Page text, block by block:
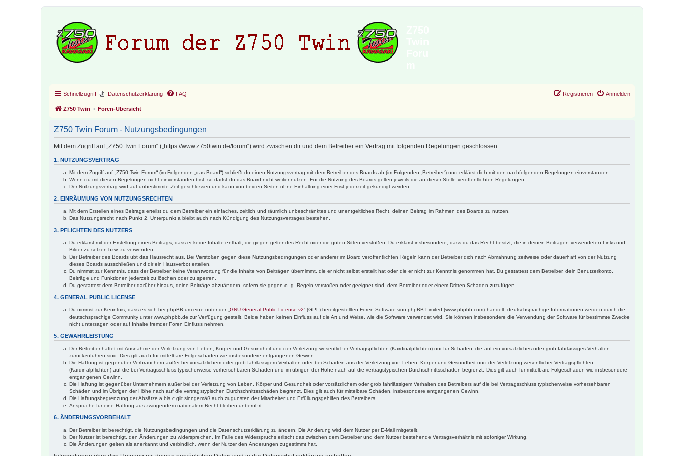
Schnellzugriff Datenschutzerklärung FAQ Anmelden
Registrieren
Z750 Twin Foren-Übersicht
Z750 Twin Forum - Nutzungsbedingungen
Mit dem Zugriff auf „Z750 Twin Forum“ („https://www.z750twin.de/forum“) wird zwischen dir und dem Betreiber ein Vertrag mit folgenden Regelungen geschlossen:
1. NUTZUNGSVERTRAG
Mit dem Zugriff auf „Z750 Twin Forum“ (im Folgenden „das Board“) schließt du einen Nutzungsvertrag mit dem Betreiber des Boards ab (im Folgenden „Betreiber“) und erklärst dich mit den nachfolgenden Regelungen einverstanden.
Wenn du mit diesen Regelungen nicht einverstanden bist, so darfst du das Board nicht weiter nutzen. Für die Nutzung des Boards gelten jeweils die an dieser Stelle veröffentlichten Regelungen.
Der Nutzungsvertrag wird auf unbestimmte Zeit geschlossen und kann von beiden Seiten ohne Einhaltung einer Frist jederzeit gekündigt werden.
2. EINRÄUMUNG VON NUTZUNGSRECHTEN
Mit dem Erstellen eines Beitrags erteilst du dem Betreiber ein einfaches, zeitlich und räumlich unbeschränktes und unentgeltliches Recht, deinen Beitrag im Rahmen des Boards zu nutzen.
Das Nutzungsrecht nach Punkt 2, Unterpunkt a bleibt auch nach Kündigung des Nutzungsvertrages bestehen.
3. PFLICHTEN DES NUTZERS
Du erklärst mit der Erstellung eines Beitrags, dass er keine Inhalte enthält, die gegen geltendes Recht oder die guten Sitten verstoßen. Du erklärst insbesondere, dass du das Recht besitzt, die in deinen Beiträgen verwendeten Links und
Bilder zu setzen bzw. zu verwenden.
Der Betreiber des Boards übt das Hausrecht aus. Bei Verstößen gegen diese Nutzungsbedingungen oder anderer im Board veröffentlichten Regeln kann der Betreiber dich nach Abmahnung zeitweise oder dauerhaft von der Nutzung
dieses Boards ausschließen und dir ein Hausverbot erteilen.
Du nimmst zur Kenntnis, dass der Betreiber keine Verantwortung für die Inhalte von Beiträgen übernimmt, die er nicht selbst erstellt hat oder die er nicht zur Kenntnis genommen hat. Du gestattest dem Betreiber, dein Benutzerkonto,
Beiträge und Funktionen jederzeit zu löschen oder zu sperren.
Du gestattest dem Betreiber darüber hinaus, deine Beiträge abzuändern, sofern sie gegen o. g. Regeln verstoßen oder geeignet sind, dem Betreiber oder einem Dritten Schaden zuzufügen.
4. GENERAL PUBLIC LICENSE
Du nimmst zur Kenntnis, dass es sich bei phpBB um eine unter der „ GNU General Public License v2“ (GPL) bereitgestellten Foren-Software von phpBB Limited (www.phpbb.com) handelt; deutschsprachige Informationen werden durch die
deutschsprachige Community unter www.phpbb.de zur Verfügung gestellt. Beide haben keinen Einfluss auf die Art und Weise, wie die Software verwendet wird. Sie können insbesondere die Verwendung der Software für bestimmte Zwecke
nicht untersagen oder auf Inhalte fremder Foren Einfluss nehmen.
5. GEWÄHRLEISTUNG
Der Betreiber haftet mit Ausnahme der Verletzung von Leben, Körper und Gesundheit und der Verletzung wesentlicher Vertragspflichten (Kardinalpflichten) nur für Schäden, die auf ein vorsätzliches oder grob fahrlässiges Verhalten
zurückzuführen sind. Dies gilt auch für mittelbare Folgeschäden wie insbesondere entgangenen Gewinn.
Die Haftung ist gegenüber Verbrauchern außer bei vorsätzlichem oder grob fahrlässigem Verhalten oder bei Schäden aus der Verletzung von Leben, Körper und Gesundheit und der Verletzung wesentlicher Vertragspflichten
(Kardinalpflichten) auf die bei Vertragsschluss typischerweise vorhersehbaren Schäden und im übrigen der Höhe nach auf die vertragstypischen Durchschnittsschäden begrenzt. Dies gilt auch für mittelbare Folgeschäden wie insbesondere
entgangenen Gewinn.
Die Haftung ist gegenüber Unternehmern außer bei der Verletzung von Leben, Körper und Gesundheit oder vorsätzlichem oder grob fahrlässigem Verhalten des Betreibers auf die bei Vertragsschluss typischerweise vorhersehbaren
Schäden und im Übrigen der Höhe nach auf die vertragstypischen Durchschnittsschäden begrenzt. Dies gilt auch für mittelbare Schäden, insbesondere entgangenen Gewinn.
Die Haftungsbegrenzung der Absätze a bis c gilt sinngemäß auch zugunsten der Mitarbeiter und Erfüllungsgehilfen des Betreibers.
Ansprüche für eine Haftung aus zwingendem nationalem Recht bleiben unberührt.
6. ÄNDERUNGSVORBEHALT
Der Betreiber ist berechtigt, die Nutzungsbedingungen und die Datenschutzerklärung zu ändern. Die Änderung wird dem Nutzer per E-Mail mitgeteilt.
Der Nutzer ist berechtigt, den Änderungen zu widersprechen. Im Falle des Widerspruchs erlischt das zwischen dem Betreiber und dem Nutzer bestehende Vertragsverhältnis mit sofortiger Wirkung.
Die Änderungen gelten als anerkannt und verbindlich, wenn der Nutzer den Änderungen zugestimmt hat.